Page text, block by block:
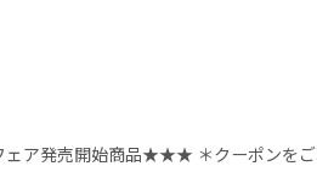
絞り込む
発売開始商品★★★ ＊クーポンをご